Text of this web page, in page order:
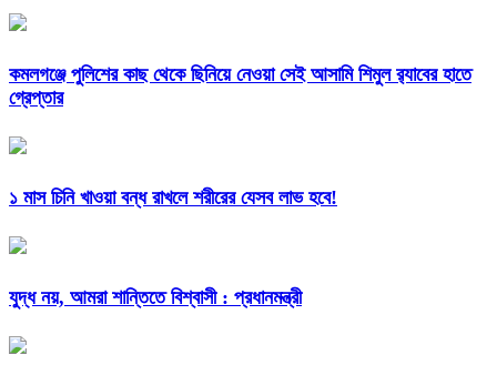
কমলগঞ্জে পুলিশের কাছ থেকে ছিনিয়ে নেওয়া সেই আসামি শিমুল র‌্যাবের হাতে
গ্রেপ্তার
১ মাস চিনি খাওয়া বন্ধ রাখলে শরীরের যেসব লাভ হবে!
যুদ্ধ নয়, আমরা শান্তিতে বিশ্বাসী : প্রধানমন্ত্রী